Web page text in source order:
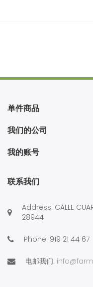
单件商品
我们的公司
我的账号
联系我们
Address: CALLE
28944
Phone: 919 21 44 67
电邮我们: